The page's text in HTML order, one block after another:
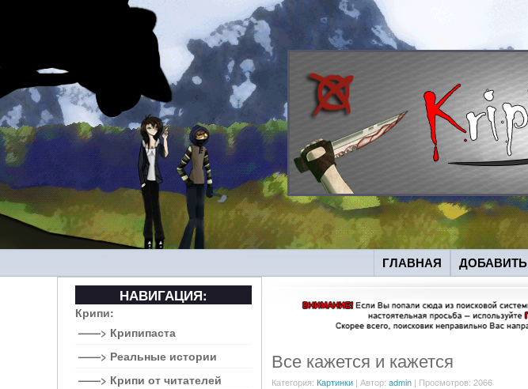
ГЛАВНАЯ ДОБАВИТЬ
Все кажется и кажется
Категория: Картинки| Автор: admin| Просмотров: 2066
НАВИГАЦИЯ:
Крипи:
——> Крипипаста
——> Реальные истории
——> Крипи от читателей